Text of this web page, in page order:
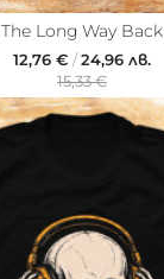
The Long Way Back
12,76 € /24,96 лв.
15,33 €